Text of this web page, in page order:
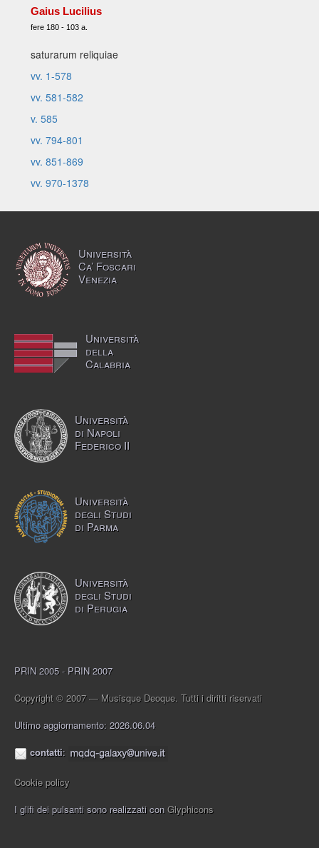
Gaius Lucilius
fere 180 - 103 a.
saturarum reliquiae
vv. 1-578
vv. 581-582
v. 585
vv. 794-801
vv. 851-869
vv. 970-1378
Università
Ca’ Foscari
Venezia
Università
della
Calabria
Università
di Napoli
Federico II
Università
degli Studi
di Parma
Università
degli Studi
di Perugia
PRIN 2005 - PRIN 2007
Copyright © 2007 — Musisque Deoque. Tutti i diritti riservati
Ultimo aggiornamento: 2026.06.04
contatti:
Cookie policy
I glifi dei pulsanti sono realizzati con Glyphicons